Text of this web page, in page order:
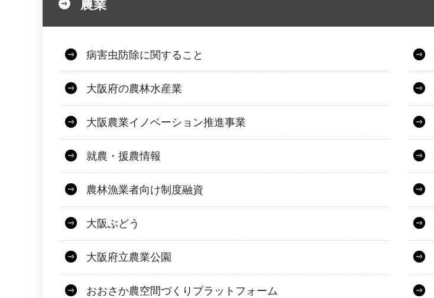
農業
病害虫防除に関すること
大阪府の農林水産業
大阪農業イノベーション推進事業
就農・援農情報
農林漁業者向け制度融資
大阪ぶどう
大阪府立農業公園
おおさか農空間づくりプラットフォーム